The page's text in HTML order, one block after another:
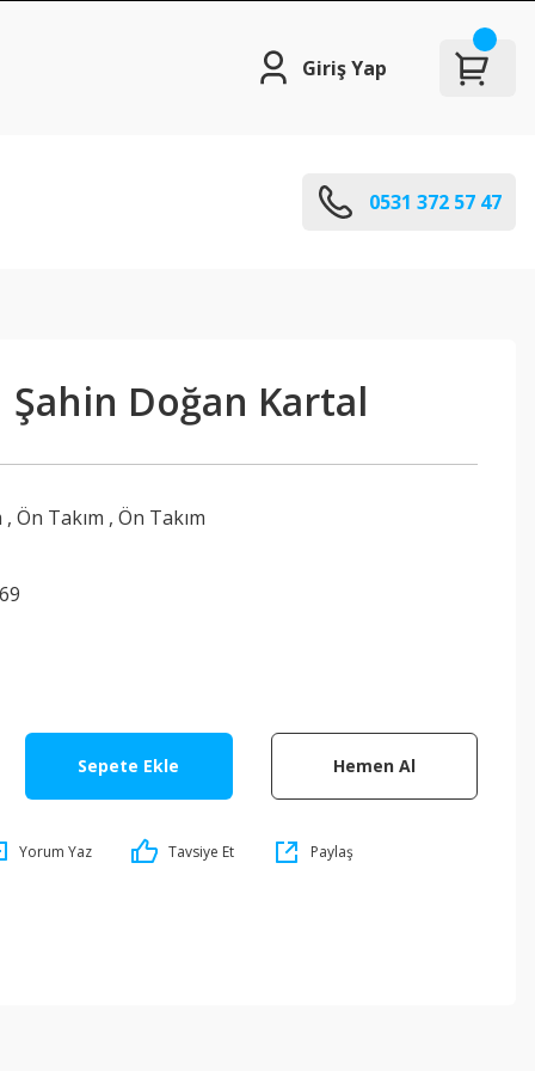
Giriş Yap
0531 372 57 47
Doğan Kartal
,Ön Takım ,Ön Takım
Sepete Ekle Hemen Al
Yorum Yaz Tavsiye Et Paylaş